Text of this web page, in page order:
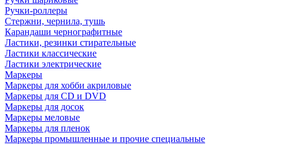
Ручки-роллеры
Стержни, чернила, тушь
Карандаши чернографитные
Ластики, резинки стирательные
Ластики классические
Ластики электрические
Маркеры
Маркеры для хобби акриловые
Маркеры для CD и DVD
Маркеры для досок
Маркеры меловые
Маркеры для пленок
Маркеры промышленные и прочие специальные